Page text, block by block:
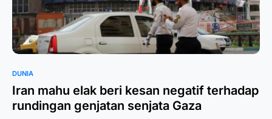
DUNIA
Iran mahu elak beri kesan negatif terhadap
rundingan genjatan senjata Gaza